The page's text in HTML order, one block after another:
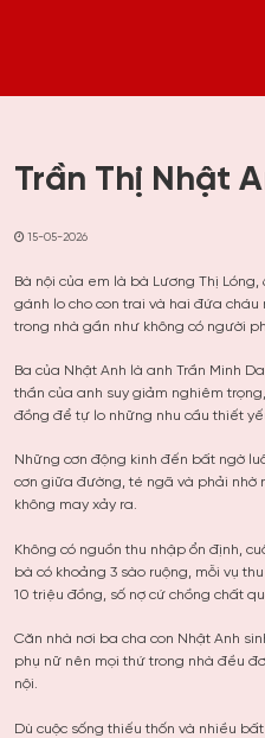
Trần Thị Nhật
15-05-2026
Bà nội của em là bà Lương Thị
gánh lo cho con trai và hai đứa
trong nhà gần như không có người
Ba của Nhật Anh là anh Trần Minh
thần của anh suy giảm nghiêm
đồng để tự lo những nhu cầu thiết
Những cơn động kinh đến bất ngờ
cơn giữa đường, té ngã và phải nhờ
không may xảy ra.
Không có nguồn thu nhập ổn định,
bà có khoảng 3 sào ruộng, mỗi vụ
10 triệu đồng, số nợ cứ chồng chất
Căn nhà nơi ba cha con Nhật Anh
phụ nữ nên mọi thứ trong nhà đều
nội.
Dù cuộc sống thiếu thốn và nhiều